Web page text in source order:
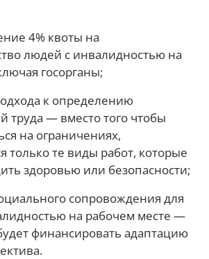
4% квоты на
людей с инвалидностью на
госорганы;
к определению
труда — вместо того чтобы
на ограничениях,
только те виды работ, которые
здоровью или безопасности;
сопровождения для
на рабочем месте —
финансировать адаптацию